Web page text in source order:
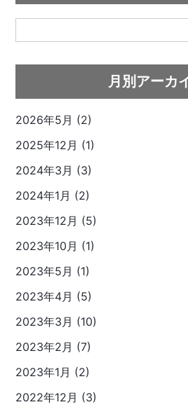
月別アーカ
2026年5月 (2)
2025年12月 (1)
2024年3月 (3)
2024年1月 (2)
2023年12月 (5)
2023年10月 (1)
2023年5月 (1)
2023年4月 (5)
2023年3月 (10)
2023年2月 (7)
2023年1月 (2)
2022年12月 (3)